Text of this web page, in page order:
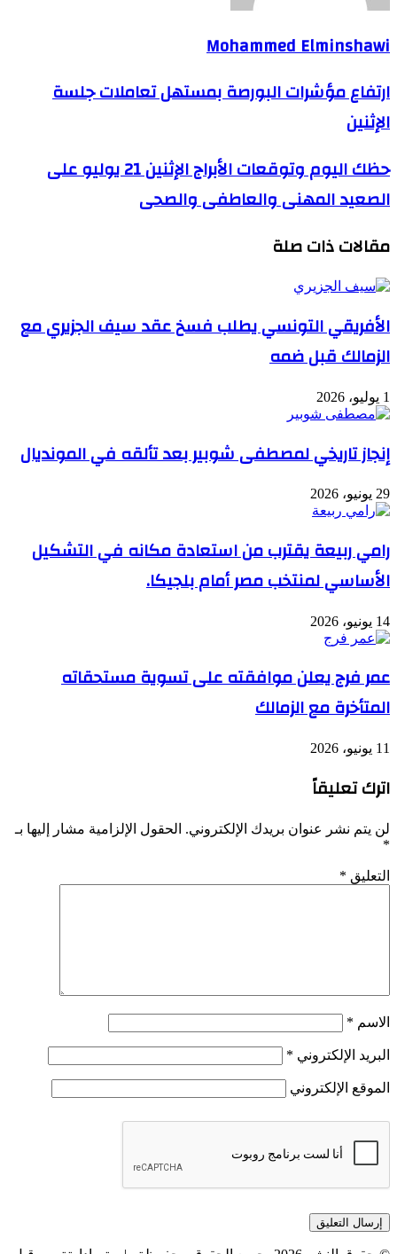
Mohammed Elminshawi
ارتفاع مؤشرات البورصة بمستهل تعاملات جلسة
الإثنين
حظك اليوم وتوقعات الأبراج الإثنين 21 يوليو على
الصعيد المهنى والعاطفى والصحى
مقالات ذات صلة
الأفريقي التونسي يطلب فسخ عقد سيف الجزيري مع
الزمالك قبل ضمه
1 يوليو، 2026
إنجاز تاريخي لمصطفى شوبير بعد تألقه في المونديال
29 يونيو، 2026
رامي ربيعة يقترب من استعادة مكانه في التشكيل
الأساسي لمنتخب مصر أمام بلجيكا.
14 يونيو، 2026
عمر فرج يعلن موافقته على تسوية مستحقاته
المتأخرة مع الزمالك
11 يونيو، 2026
اترك تعليقاً
لن يتم نشر عنوان بريدك الإلكتروني. الحقول الإلزامية مشار إليها بـ
*
التعليق *
الاسم *
البريد الإلكتروني *
الموقع الإلكتروني